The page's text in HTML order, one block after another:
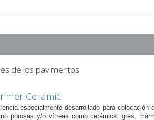
de los pavimentos
Ceramic
especialmente desarrollado para colocación
porosas y/o vítreas como cerámica, gres,